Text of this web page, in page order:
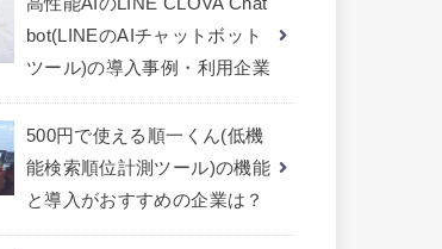
bot(LINEのAIチャットボット
ツール)の導入事例・利用企業
500円で使える順一くん(低機
能検索順位計測ツール)の機能
と導入がおすすめの企業は？